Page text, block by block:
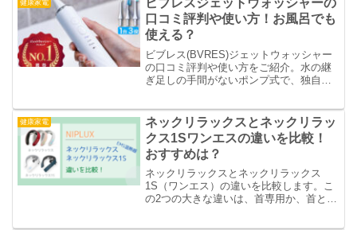
電気代も調査。
健康家電
ビブレスジェットウォッシャーの
口コミ評判や使い方！お風呂でも
使える？
ビブレス(BVRES)ジェットウォッシャー
の口コミ評判や使い方をご紹介。水の継
ぎ足しの手間がないポンプ式で、独自の
ブラシとしても使えます。お風呂で使え
るのかも調査。
健康家電
ネックリラックスとネックリラッ
クス1Sワンエスの違いを比較！
おすすめは？
ネックリラックスとネックリラックス
1S（ワンエス）の違いを比較します。こ
の2つの大きな違いは、首専用か、首と肩